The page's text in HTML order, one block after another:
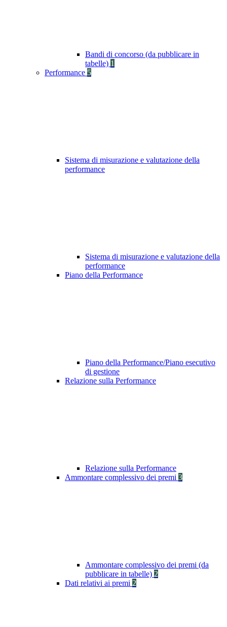
Bandi di concorso (da pubblicare in
tabelle) 1
Performance 5
Sistema di misurazione e valutazione della
performance
Sistema di misurazione e valutazione della
performance
Piano della Performance
Piano della Performance/Piano esecutivo
di gestione
Relazione sulla Performance
Relazione sulla Performance
Ammontare complessivo dei premi 3
Ammontare complessivo dei premi (da
pubblicare in tabelle) 2
Dati relativi ai premi 2